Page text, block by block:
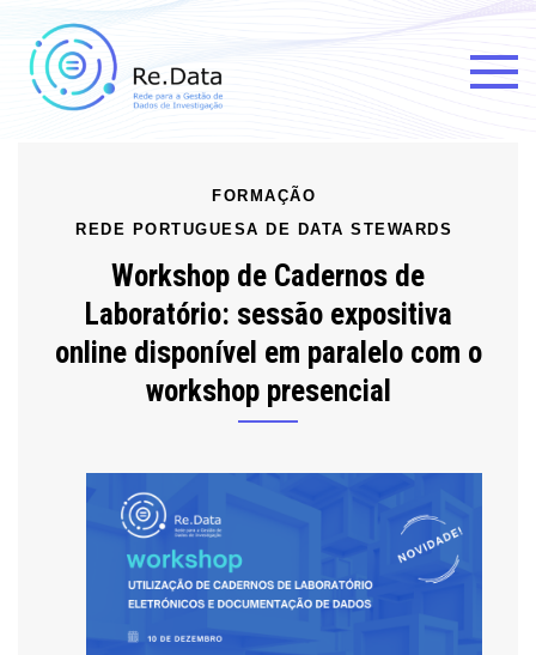
content
Rede para a Gestão de Dados
FORMAÇÃO
REDE PORTUGUESA DE DATA STEWARDS
Workshop de Cadernos de
Laboratório: sessão expositiva
online disponível em paralelo com o
workshop presencial